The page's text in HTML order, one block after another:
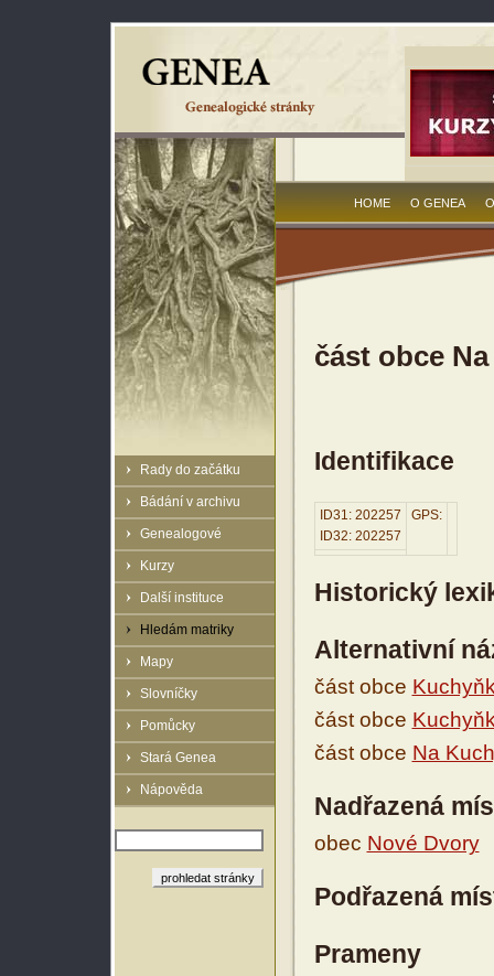
Rady do začátku
Bádání v archivu
Genealogové
Kurzy
Další instituce
Hledám matriky
Mapy
Slovníčky
Pomůcky
Stará Genea
Nápověda
HOME O GENEA
část obce
Identifikace
ID31: 202257
ID32: 202257
GPS:
Historický
Alternativní
část obce
část obce
část obce Na
Nadřazená
obec Nové Dvory
Podřazená
Prameny